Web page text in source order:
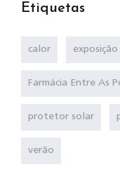
Etiquetas
calor
Farmácia Entre As
protetor solar
verão